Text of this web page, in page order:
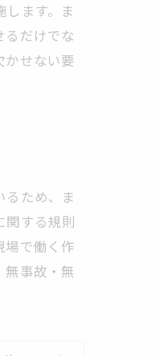
ます。ま
るだけでな
かせない要
ため、ま
関する規則
場で働く作
無事故・無